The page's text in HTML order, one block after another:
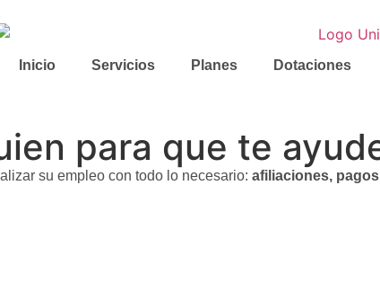
Inicio Servicios Planes Dotaciones
para que te
su empleo con todo lo necesario: afiliaciones,